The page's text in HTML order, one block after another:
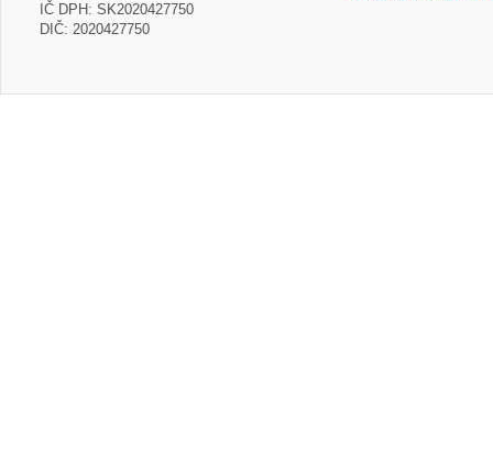
IČ DPH: SK2020427750
DIČ: 2020427750